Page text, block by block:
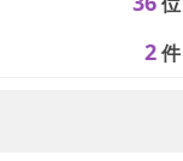
2件